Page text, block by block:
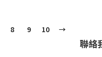
8 9 10 →
聯絡